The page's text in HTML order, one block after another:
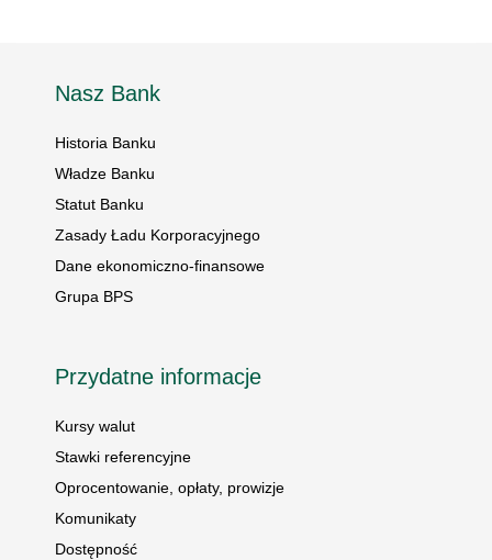
Nasz Bank
Historia Banku
Władze Banku
Statut Banku
Zasady Ładu Korporacyjnego
Dane ekonomiczno-finansowe
Grupa BPS
Przydatne informacje
Kursy walut
Stawki referencyjne
Oprocentowanie, opłaty, prowizje
Komunikaty
Dostępność